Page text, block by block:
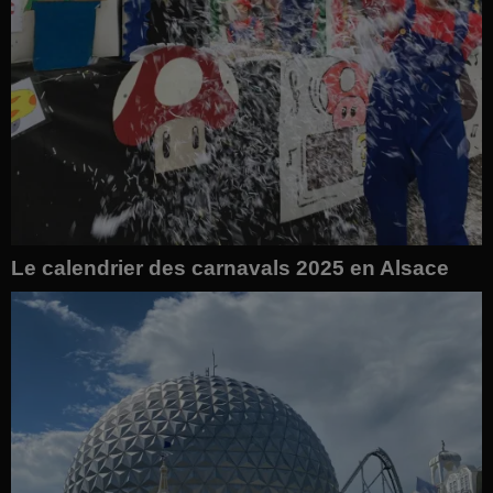
Le calendrier des carnavals 2025 en Alsace